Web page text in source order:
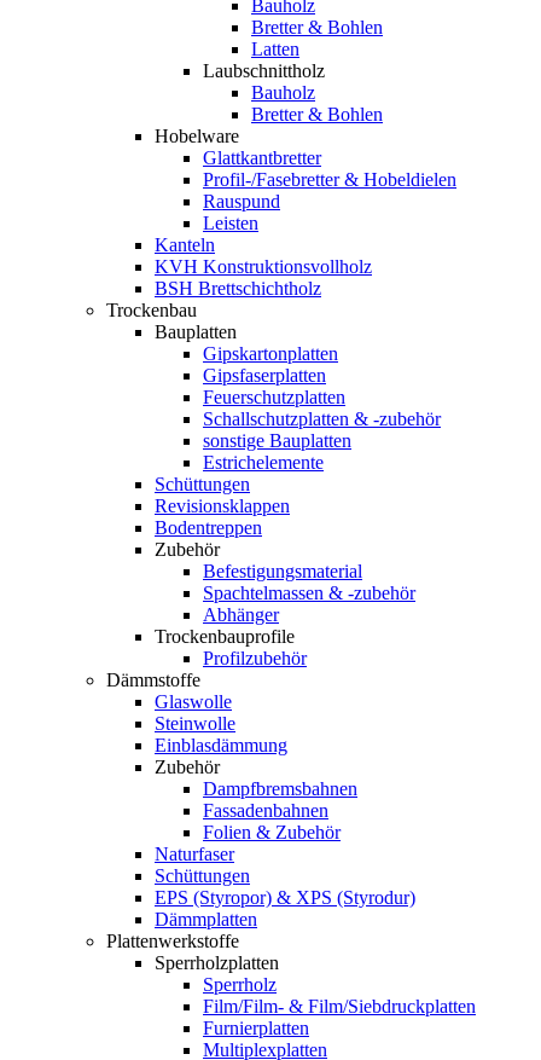
Bauholz
Bretter & Bohlen
Latten
Laubschnittholz
Bauholz
Bretter & Bohlen
Hobelware
Glattkantbretter
Profil-/Fasebretter & Hobeldielen
Rauspund
Leisten
Kanteln
KVH Konstruktionsvollholz
BSH Brettschichtholz
Trockenbau
Bauplatten
Gipskartonplatten
Gipsfaserplatten
Feuerschutzplatten
Schallschutzplatten & -zubehör
sonstige Bauplatten
Estrichelemente
Schüttungen
Revisionsklappen
Bodentreppen
Zubehör
Befestigungsmaterial
Spachtelmassen & -zubehör
Abhänger
Trockenbauprofile
Profilzubehör
Dämmstoffe
Glaswolle
Steinwolle
Einblasdämmung
Zubehör
Dampfbremsbahnen
Fassadenbahnen
Folien & Zubehör
Naturfaser
Schüttungen
EPS (Styropor) & XPS (Styrodur)
Dämmplatten
Plattenwerkstoffe
Sperrholzplatten
Sperrholz
Film/Film- & Film/Siebdruckplatten
Furnierplatten
Multiplexplatten